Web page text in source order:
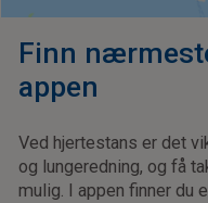
Finn
appen
Ved hjertestans er det
og lungeredning, og få
mulig. I appen finner du